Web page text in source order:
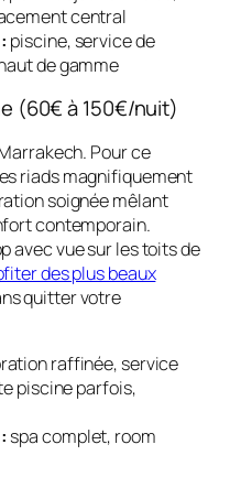
central
piscine, service de
de gamme
(60€ à 150€/nuit)
Pour ce
riads magnifiquement
soignée mêlant
contemporain.
avec vue sur les toits de
des plus beaux
quitter votre
raffinée, service
piscine parfois,
spa complet, room